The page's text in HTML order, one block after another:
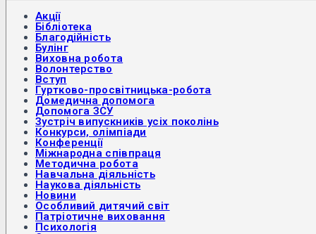
Акції
Бібліотека
Благодійність
Булінг
Виховна робота
Волонтерство
Вступ
Гуртково-просвітницька-робота
Домедична допомога
Допомога ЗСУ
Зустріч випускників усіх поколінь
Конкурси, олімпіади
Конференції
Міжнародна співпраця
Методична робота
Навчальна діяльність
Наукова діяльність
Новини
Особливий дитячий світ
Патріотичне виховання
Психологія